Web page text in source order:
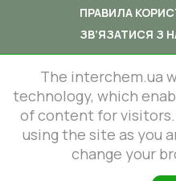
ПРАВИЛА
ЗВ’ЯЗАТИСЯ З
© 2012-2026
86 Lustdorfska
This site is
The interchem.ua
technology, which
of content for visitors.
using the site as you
change your